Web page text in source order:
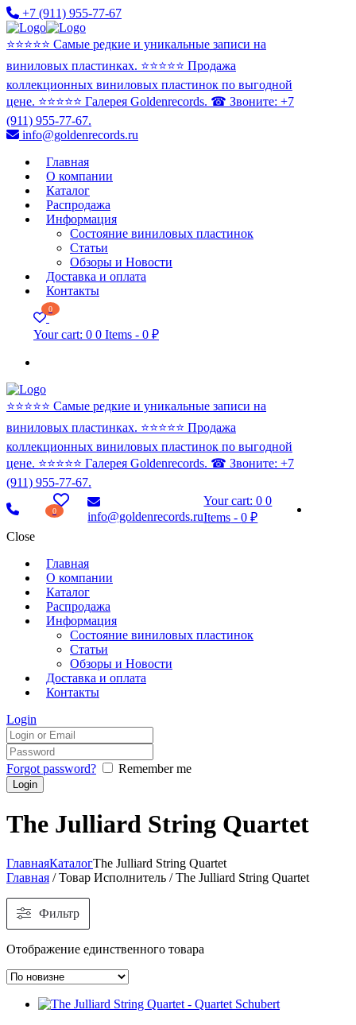
+7 (911) 955-77-67
⭐️⭐️⭐️⭐️⭐️ Самые редкие и уникальные записи на
виниловых пластинках. ⭐️⭐️⭐️⭐️⭐️ Продажа
коллекционных виниловых пластинок по выгодной
цене. ⭐️⭐️⭐️⭐️⭐️ Галерея Goldenrecords. ☎ Звоните: +7
(911) 955-77-67.
info@goldenrecords.ru
Главная
О компании
Каталог
Распродажа
Информация
Состояние виниловых пластинок
Статьи
Обзоры и Новости
Доставка и оплата
Контакты
0
Your cart: 0 0 Items - 0 ₽
⭐️⭐️⭐️⭐️⭐️ Самые редкие и уникальные записи на
виниловых пластинках. ⭐️⭐️⭐️⭐️⭐️ Продажа
коллекционных виниловых пластинок по выгодной
цене. ⭐️⭐️⭐️⭐️⭐️ Галерея Goldenrecords. ☎ Звоните: +7
(911) 955-77-67.
0 info@goldenrecords.ru
Your cart: 00
Items -0 ₽
Close
Главная
О компании
Каталог
Распродажа
Информация
Состояние виниловых пластинок
Статьи
Обзоры и Новости
Доставка и оплата
Контакты
Login
Forgot password? Remember me
The Julliard String Quartet
ГлавнаяКаталогThe Julliard String Quartet
Главная / Товар Исполнитель / The Julliard String Quartet
Фильтр
Отображение единственного товара